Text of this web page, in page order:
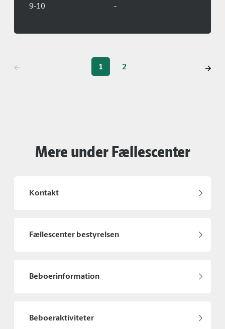
9-10
-
1 2
Mere under Fællescenter
Kontakt
Fællescenter bestyrelsen
Beboerinformation
Beboeraktiviteter